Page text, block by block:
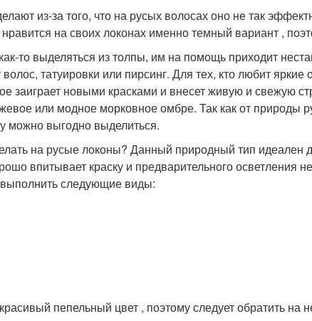
из-за того, что на русых волосах оно не так
на своих локонах именно темный вариант ,
то выделяться из толпы, им на помощь приходит
татуировки или пирсинг. Для тех, кто любит
заиграет новыми красками и внесет живую и свежую
или модное морковное омбре. Так как от природы
можно выгодно выделиться.
на русые локоны? Данный природный тип идеален
впитывает краску и предварительного осветления
следующие виды:
пепельный цвет , поэтому следует обратить на